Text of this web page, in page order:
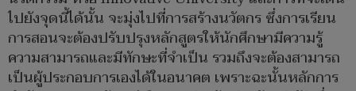
ไปยังจุดนี้ได้นั้น จะมุ่งไปที่การสร้างนวัตกร ซึ่งการเรียน
การสอนจะต้องปรับปรุงหลักสูตรให้นักศึกษามีความรู้
ความสามารถและมีทักษะที่จำเป็น รวมถึงจะต้องสามารถ
เป็นผู้ประกอบการเองได้ในอนาคต เพราะฉะนั้นหลักการ